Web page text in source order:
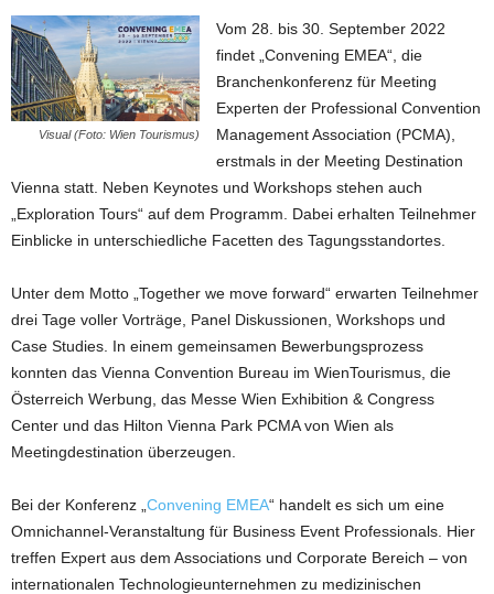
Visual (Foto: Wien Tourismus)
Vom 28. bis 30. September 2022
findet „Convening EMEA“, die
Branchenkonferenz für Meeting
Experten der Professional Convention
Management Association (PCMA),
erstmals in der Meeting Destination
Vienna statt. Neben Keynotes und Workshops stehen auch
„Exploration Tours“ auf dem Programm. Dabei erhalten Teilnehmer
Einblicke in unterschiedliche Facetten des Tagungsstandortes.
Unter dem Motto „Together we move forward“ erwarten Teilnehmer
drei Tage voller Vorträge, Panel Diskussionen, Workshops und
Case Studies. In einem gemeinsamen Bewerbungsprozess
konnten das Vienna Convention Bureau im WienTourismus, die
Österreich Werbung, das Messe Wien Exhibition & Congress
Center und das Hilton Vienna Park PCMA von Wien als
Meetingdestination überzeugen.
Bei der Konferenz „ Convening EMEA“ handelt es sich um eine
Omnichannel-Veranstaltung für Business Event Professionals. Hier
treffen Expert aus dem Associations und Corporate Bereich – von
internationalen Technologieunternehmen zu medizinischen